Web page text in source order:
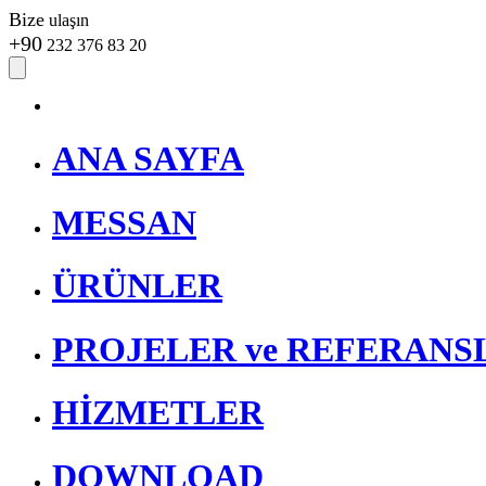
Bize ulaşın
+90 232 376 83 20
ANA SAYFA
MESSAN
ÜRÜNLER
PROJELER ve
HİZMETLER
DOWNLOAD